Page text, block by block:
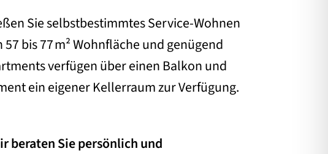
Sie selbstbestimmtes Service-Wohnen
bis 77 m² Wohnfläche und genügend
verfügen über einen Balkon und
ein eigener Kellerraum zur Verfügung.
beraten Sie persönlich und